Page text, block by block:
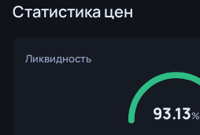
Статистика цен
Ликвидность
93.13%